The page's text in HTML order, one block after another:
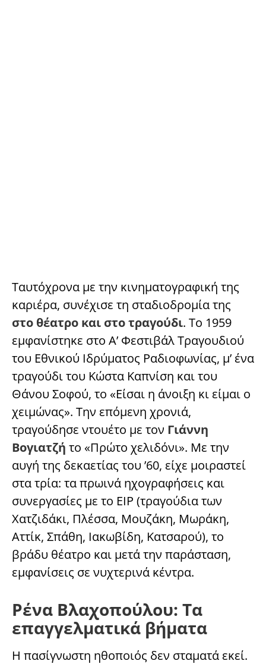
Ταυτόχρονα με την κινηματογραφική της
καριέρα, συνέχισε τη σταδιοδρομία της
στο θέατρο και στο τραγούδι. Το 1959
εμφανίστηκε στο Α’ Φεστιβάλ Τραγουδιού
του Εθνικού Ιδρύματος Ραδιοφωνίας, μ’ ένα
τραγούδι του Κώστα Καπνίση και του
Θάνου Σοφού, το «Είσαι η άνοιξη κι είμαι ο
χειμώνας». Την επόμενη χρονιά,
τραγούδησε ντουέτο με τον Γιάννη
Βογιατζή το «Πρώτο χελιδόνι». Με την
αυγή της δεκαετίας του ’60, είχε μοιραστεί
στα τρία: τα πρωινά ηχογραφήσεις και
συνεργασίες με το ΕΙΡ (τραγούδια των
Χατζιδάκι, Πλέσσα, Μουζάκη, Μωράκη,
Αττίκ, Σπάθη, Ιακωβίδη, Κατσαρού), το
βράδυ θέατρο και μετά την παράσταση,
εμφανίσεις σε νυχτερινά κέντρα.
Ρένα Βλαχοπούλου: Τα
επαγγελματικά βήματα
Η πασίγνωστη ηθοποιός δεν σταματά εκεί.